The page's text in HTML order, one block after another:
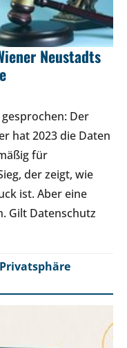
Neustadts
Der
hat 2023 die Daten
für
der zeigt, wie
ist. Aber eine
Gilt Datenschutz